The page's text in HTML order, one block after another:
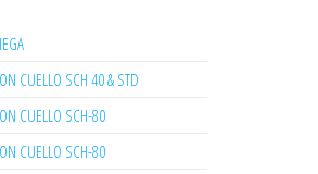
CUELLO SCH 40 & STD
CUELLO SCH-80
CUELLO SCH-80